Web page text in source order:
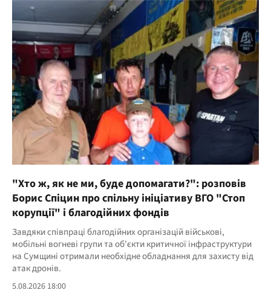
"Хто ж, як не ми, буде допомагати?": розповів
Борис Спіцин про спільну ініціативу ВГО "Стоп
корупції" і благодійних фондів
Завдяки співпраці благодійних організацій військові,
мобільні вогневі групи та об'єкти критичної інфраструктури
на Сумщині отримали необхідне обладнання для захисту від
атак дронів.
5.08.2026 18:00